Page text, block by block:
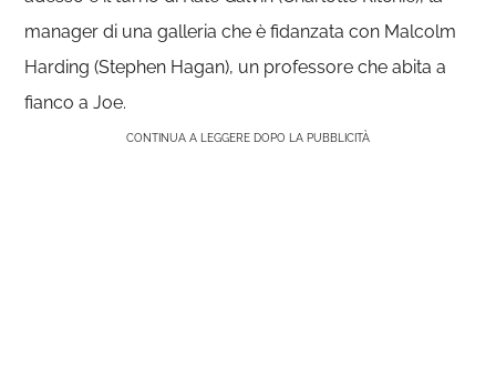
manager di una galleria che è fidanzata con Malcolm
Harding (Stephen Hagan), un professore che abita a
fianco a Joe.
CONTINUA A LEGGERE DOPO LA PUBBLICITÀ